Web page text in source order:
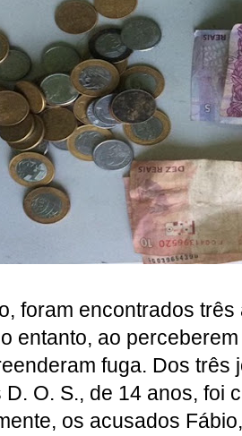
foram encontrados
entanto, ao
fuga. Dos três
D. O. S., de 14 anos, foi
os acusados